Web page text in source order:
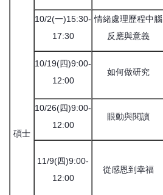
碩士
10/2(一)15:30-
17:30
情緒處理歷程中腦
反應與意義
10/19(四)9:00-
12:00
如何做研究
10/26(四)9:00-
12:00
眼動與閱讀
11/9(四)9:00-
12:00
從感恩到幸福